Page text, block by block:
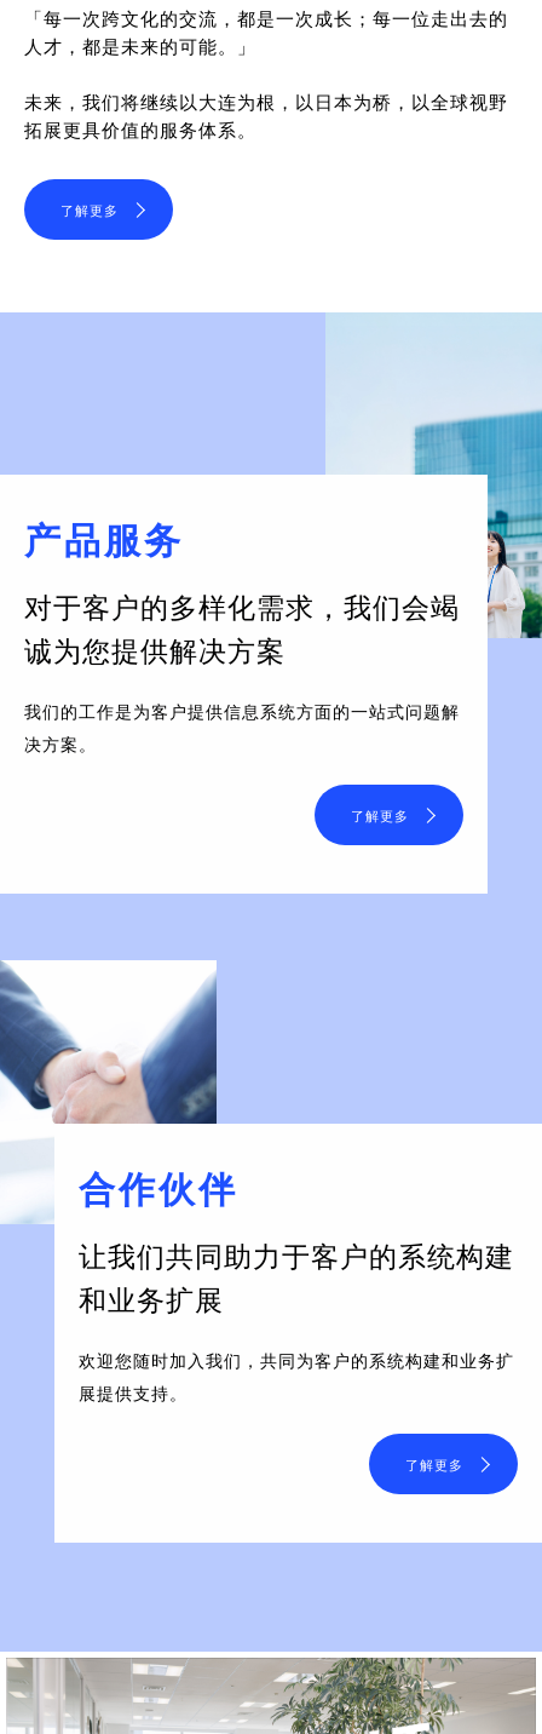
「每一次跨文化的交流，都是一次成长；每一位走出去的
人才，都是未来的可能。」
未来，我们将继续以大连为根，以日本为桥，以全球视野
拓展更具价值的服务体系。
了解更多
产品服务
对于客户的多样化需求， 我们会竭
诚为您提供解决方案
我们的工作是为客户提供信息系统方面的一站式问题解
决方案。
了解更多
合作伙伴
让我们共同助力于客户的系统构建
和业务扩展
欢迎您随时加入我们，共同为客户的系统构建和业务扩
展提供支持。
了解更多